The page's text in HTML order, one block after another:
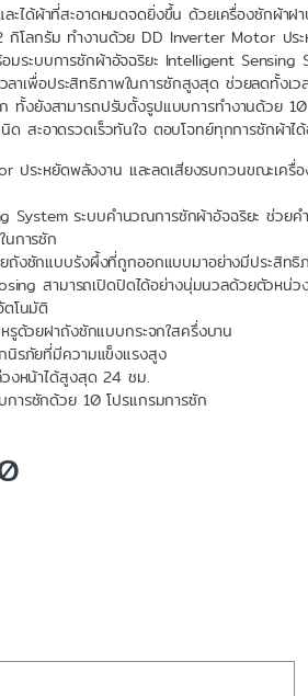
ละได้ผ้าที่สะอาดหมดจดยิ่งขึ้น ด้วยเครื่องซักผ้าฝ
กิโลกรัม ทำงานด้วย DD Inverter Motor ปร
มระบบการซักผ้าอัจฉริยะ Intelligent Sensing
าเพื่อประสิทธิภาพในการซักสูงสุด ช่วยลดทั้งเว
ทั้งยังสามารถปรับตั้งรูปแบบการทำงานด้วย
ด สะอาดรวดเร็วทันใจ ตอบโจทย์ทุกการซักผ้าไ
ประหยัดพลังงาน และลดเสียงรบกวนขณะเครื่อ
System ระบบคำนวณการซักผ้าอัจฉริยะ ช่วย
นการซัก
ถังซักแบบรังผึ้งที่ถูกออกแบบมาอย่างมีประสิทธิ
สามารถเปิดปิดได้อย่างนุ่มนวลด้วยตัวหน่ว
ตโนมัติ
รูด้วยฝาถังซักแบบกระจกใสครึ่งบาน
นิรภัยที่มีความแข็งแรงสูง
วงหน้าได้สูงสุด 24 ชม.
ารซักด้วย 10 โปรแกรมการซัก